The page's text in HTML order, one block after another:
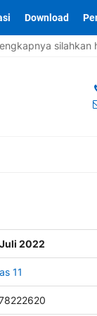
Download
silahkan hubungi
2022
11